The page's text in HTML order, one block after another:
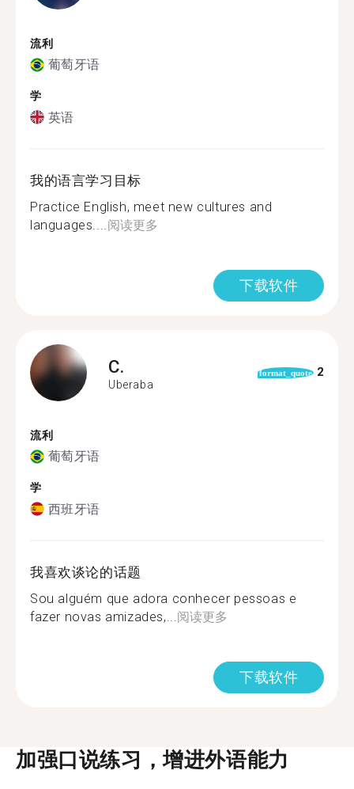
流利
葡萄牙语
学
英语
我的语言学习目标
Practice English, meet new cultures and
languages.... 阅读更多
下载软件
C.
Uberaba
format_quote 2
流利
葡萄牙语
学
西班牙语
我喜欢谈论的话题
Sou alguém que adora conhecer pessoas e
fazer novas amizades,... 阅读更多
下载软件
加强口说练习，增进外语能力